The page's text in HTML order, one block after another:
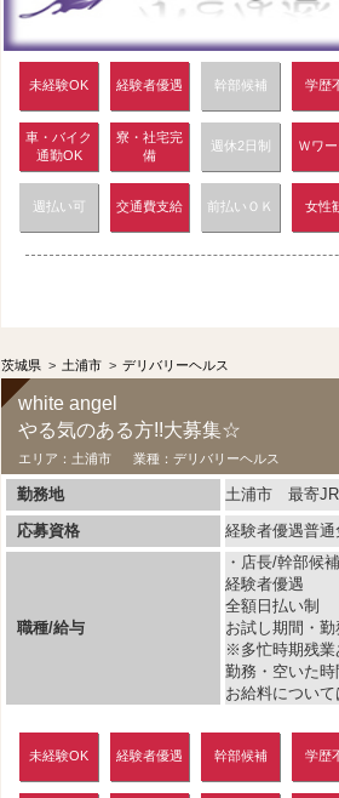
未経験OK 経験者優遇 幹部候補 学歴
車・バイク
通勤OK
寮・社宅完
備
週休2日制 Ｗワ
週払い可 交通費支給 前払いＯＫ 女性
茨城県 > 土浦市 > デリバリーヘルス
white angel
やる気のある方!!大募集☆
エリア： 土浦市 業種： デリバリーヘルス
勤務地
土浦市 最寄
応募資格
経験者優遇普
職種/給与
・店長/幹部候
経験者優遇
全額日払い制
お試し期間・勤
※多忙時期残業
勤務・空いた
お給料について
未経験OK 経験者優遇 幹部候補 学歴